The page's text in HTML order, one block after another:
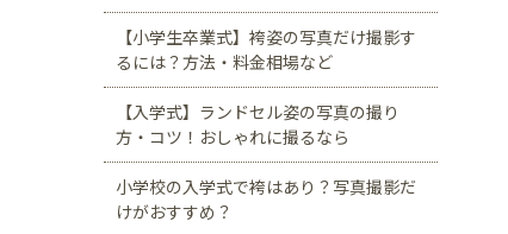
福岡県
【小学生卒業式】袴姿の写真だけ撮影す
るには？方法・料金相場など
【入学式】ランドセル姿の写真の撮り
方・コツ！おしゃれに撮るなら
小学校の入学式で袴はあり？写真撮影だ
けがおすすめ？